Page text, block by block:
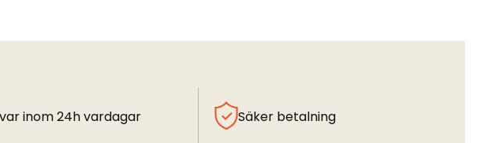
inom 24h vardagar Säker betalning